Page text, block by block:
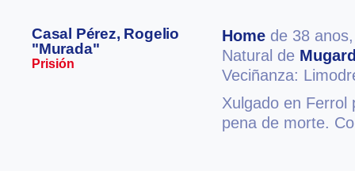
Casal Pérez, Rogelio
"Murada"
Prisión
Home de 38
Natural de
Veciñanza:
Xulgado en Ferrol
pena de morte.